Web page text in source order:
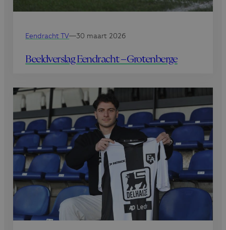
Eendracht TV—30 maart 2026
Beeldverslag Eendracht – Grotenberge